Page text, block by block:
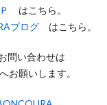
はこちら。
ブログ はこちら。
問い合わせは
お願いします。